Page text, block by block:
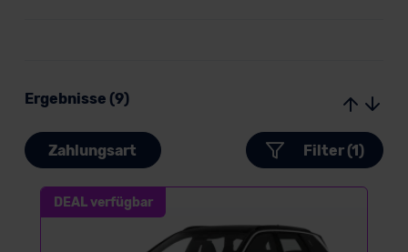
Ergebnisse (9)
Zahlungsart Filter (1)
DEAL verfügbar